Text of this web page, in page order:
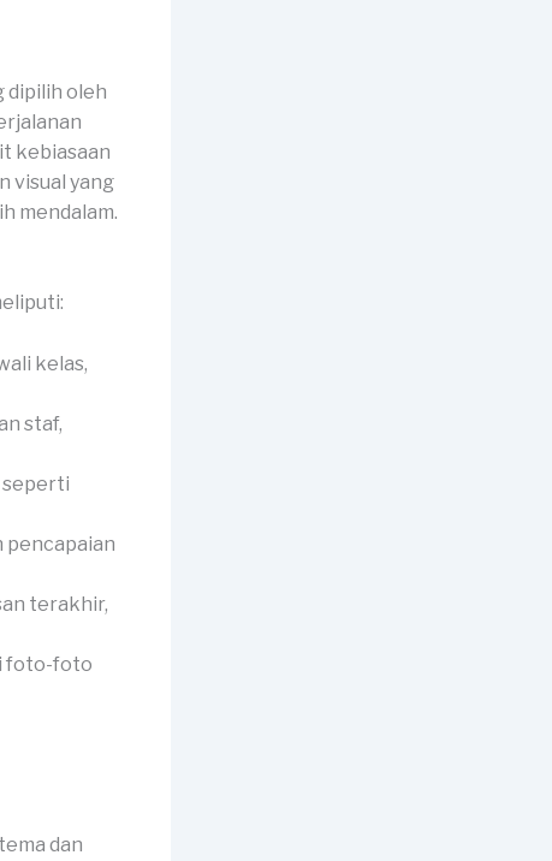
dipilih oleh
kebiasaan
visual yang
mendalam.
kelas,
staf,
seperti
pencapaian
terakhir,
foto-foto
dan